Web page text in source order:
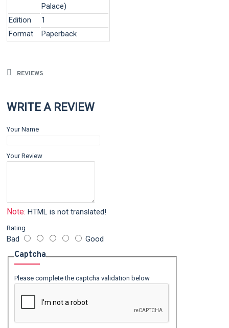
Palace)
Edition
1
Format
Paperback
REVIEWS
WRITE A REVIEW
Your Name
Your Review
Note: HTML is not translated!
Rating
Bad Good
Captcha
Please complete the captcha validation below